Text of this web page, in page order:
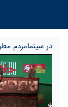
در سینما‌مردم